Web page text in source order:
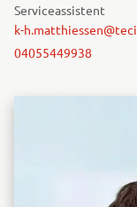
Serviceassistent
k-
04055449938